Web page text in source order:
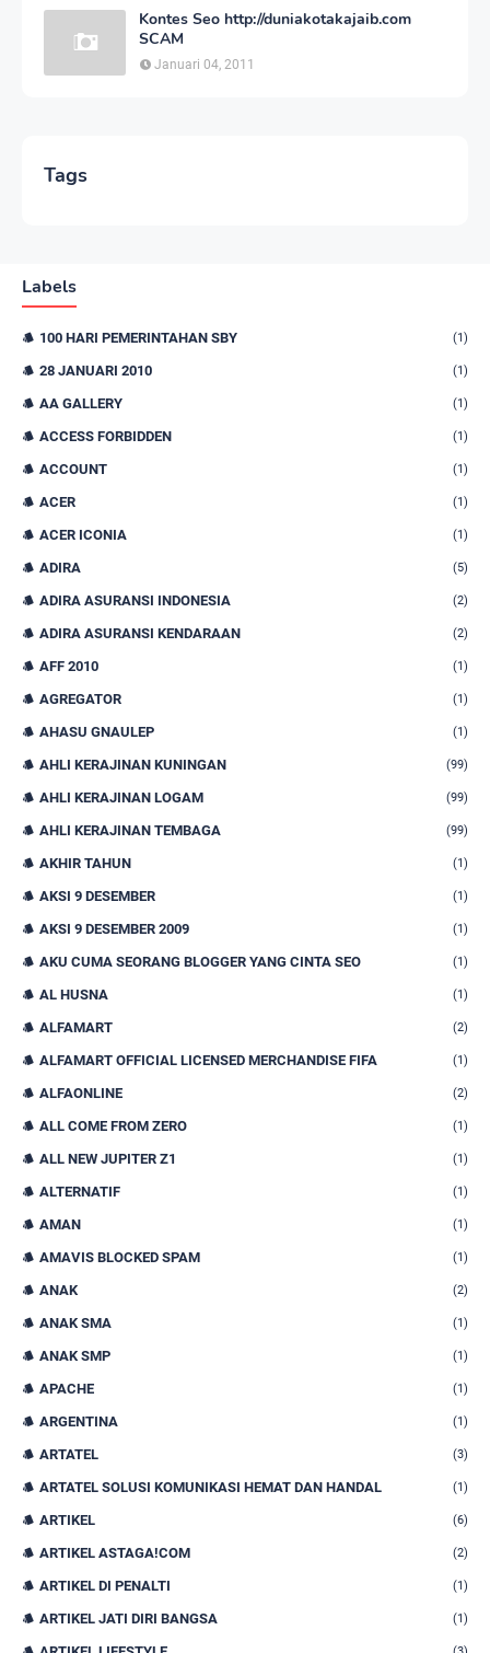
Kontes Seo http://duniakotakajaib.com
SCAM
Januari 04, 2011
Tags
Labels
100 HARI PEMERINTAHAN SBY (1)
28 JANUARI 2010 (1)
AA GALLERY (1)
ACCESS FORBIDDEN (1)
ACCOUNT (1)
ACER (1)
ACER ICONIA (1)
ADIRA (5)
ADIRA ASURANSI INDONESIA (2)
ADIRA ASURANSI KENDARAAN (2)
AFF 2010 (1)
AGREGATOR (1)
AHASU GNAULEP (1)
AHLI KERAJINAN KUNINGAN (99)
AHLI KERAJINAN LOGAM (99)
AHLI KERAJINAN TEMBAGA (99)
AKHIR TAHUN (1)
AKSI 9 DESEMBER (1)
AKSI 9 DESEMBER 2009 (1)
AKU CUMA SEORANG BLOGGER YANG CINTA SEO (1)
AL HUSNA (1)
ALFAMART (2)
ALFAMART OFFICIAL LICENSED MERCHANDISE FIFA (1)
ALFAONLINE (2)
ALL COME FROM ZERO (1)
ALL NEW JUPITER Z1 (1)
ALTERNATIF (1)
AMAN (1)
AMAVIS BLOCKED SPAM (1)
ANAK (2)
ANAK SMA (1)
ANAK SMP (1)
APACHE (1)
ARGENTINA (1)
ARTATEL (3)
ARTATEL SOLUSI KOMUNIKASI HEMAT DAN HANDAL (1)
ARTIKEL (6)
ARTIKEL ASTAGA!COM (2)
ARTIKEL DI PENALTI (1)
ARTIKEL JATI DIRI BANGSA (1)